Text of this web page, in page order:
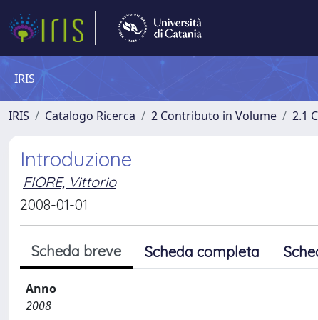
IRIS
IRIS Catalogo Ricerca 2 Contributo in Volume 2.1
Introduzione
FIORE, Vittorio
2008-01-01
Scheda breve Scheda completa
Anno
2008